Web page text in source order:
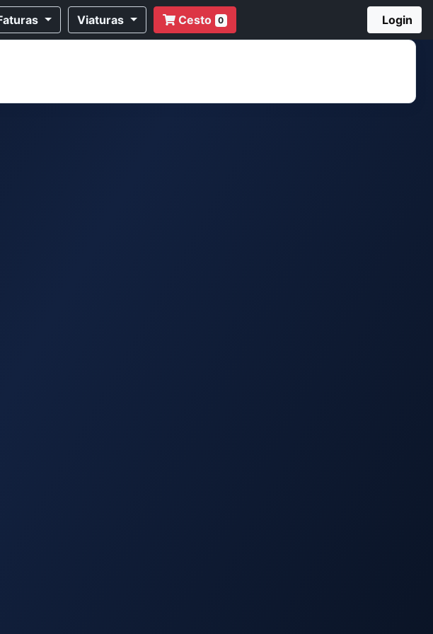
Viaturas Cesto 0 Login